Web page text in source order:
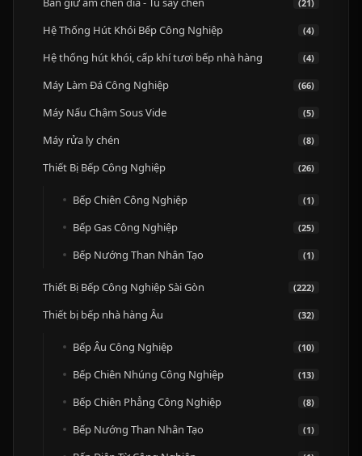
(21)
Hệ Thống Hút Khói Bếp Công Nghiệp (4)
Hệ thống hút khói, cấp khí tươi bếp nhà hàng (4)
Máy Làm Đá Công Nghiệp (66)
Máy Nấu Chậm Sous Vide (5)
Máy rửa ly chén (8)
Thiết Bị Bếp Công Nghiệp (26)
Bếp Chiên Công Nghiệp (1)
Bếp Gas Công Nghiệp (25)
Bếp Nướng Than Nhân Tạo (1)
Thiết Bị Bếp Công Nghiệp Sài Gòn (222)
Thiết bị bếp nhà hàng Âu (32)
Bếp Âu Công Nghiệp (10)
Bếp Chiên Nhúng Công Nghiệp (13)
Bếp Chiên Phẳng Công Nghiệp (8)
Bếp Nướng Than Nhân Tạo (1)